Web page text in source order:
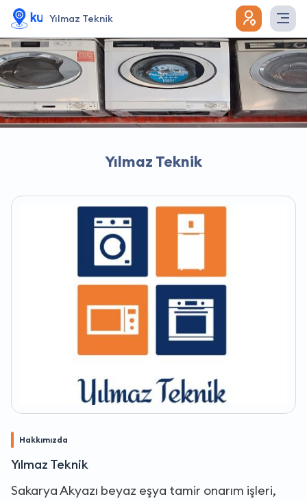
Yılmaz Teknik
Yılmaz Teknik
Hakkımızda
Yılmaz Teknik
Sakarya Akyazı beyaz eşya tamir onarım işleri,